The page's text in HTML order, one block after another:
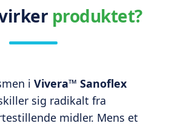
produktet?
i Vivera™ Sanoflex
sig radikalt fra
midler. Mens et